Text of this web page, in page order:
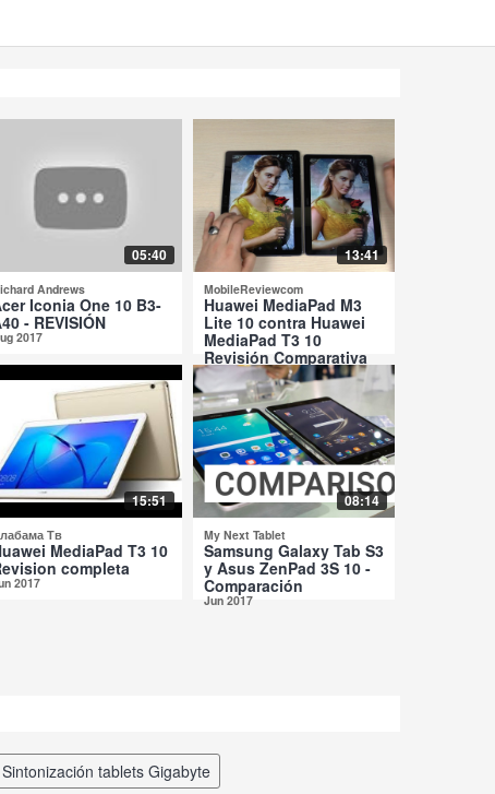
05:40
Andrews
Iconia One 10 B3-
- REVISIÓN
2017
13:41
MobileReviewcom
Huawei MediaPad M3
Lite 10 contra Huawei
MediaPad T3 10
Revisión Comparativa
Jul 2017
15:51
Тв
MediaPad T3 10
completa
2017
08:14
My Next Tablet
Samsung Galaxy Tab S3
y Asus ZenPad 3S 10 -
Comparación
Jun 2017
sintonización tablets Gigabyte